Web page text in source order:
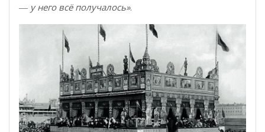
― у него всё получалось».